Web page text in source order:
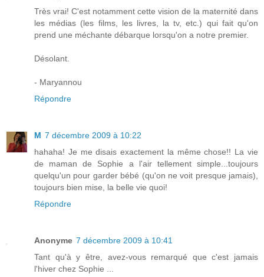
Très vrai! C'est notamment cette vision de la maternité dans
les médias (les films, les livres, la tv, etc.) qui fait qu'on
prend une méchante débarque lorsqu'on a notre premier.
Désolant.
- Maryannou
Répondre
M 7 décembre 2009 à 10:22
hahaha! Je me disais exactement la même chose!! La vie
de maman de Sophie a l'air tellement simple...toujours
quelqu'un pour garder bébé (qu'on ne voit presque jamais),
toujours bien mise, la belle vie quoi!
Répondre
Anonyme 7 décembre 2009 à 10:41
Tant qu'à y être, avez-vous remarqué que c'est jamais
l'hiver chez Sophie ...